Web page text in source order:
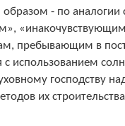
- по аналогии
пребывающим в
господству
их